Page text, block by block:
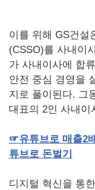
이를 위해 GS건설
(CSSO)를 사내이
가 사내이사에 합
안전 중심 경영을
지로 풀이된다. 그
대표의 2인 사내이
☞유튜브로 매출2
튜브로 돈벌기
디지털 혁신을 통